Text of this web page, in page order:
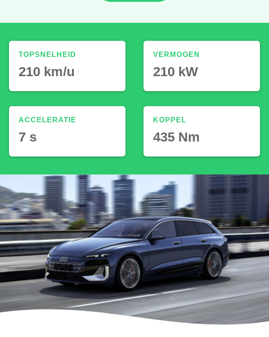
TOPSNELHEID
210 km/u
ACCELERATIE
7 s
VERMOGEN
210 kW
KOPPEL
435 Nm